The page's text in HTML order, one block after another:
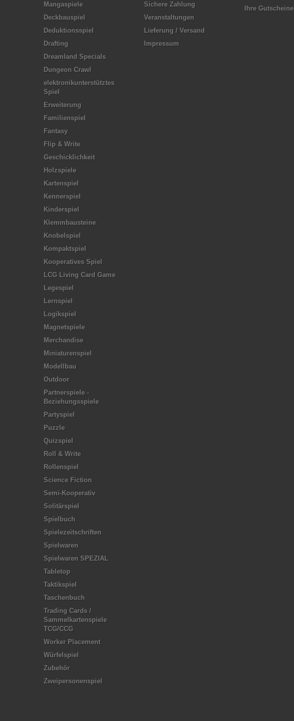
Mangaspiele
Deckbauspiel
Deduktionsspiel
Drafting
Dreamland Specials
Dungeon Crawl
elektronikunterstütztes
Spiel
Erweiterung
Familienspiel
Fantasy
Flip & Write
Geschicklichkeit
Holzspiele
Kartenspiel
Kennerspiel
Kinderspiel
Klemmbausteine
Knobelspiel
Kompaktspiel
Kooperatives Spiel
LCG Living Card Game
Legespiel
Lernspiel
Logikspiel
Magnetspiele
Merchandise
Miniaturenspiel
Modellbau
Outdoor
Partnerspiele -
Beziehungsspiele
Partyspiel
Puzzle
Quizspiel
Roll & Write
Rollenspiel
Science Fiction
Semi-Kooperativ
Solitärspiel
Spielbuch
Spielezeitschriften
Spielwaren
Spielwaren SPEZIAL
Tabletop
Taktikspiel
Taschenbuch
Trading Cards /
Sammelkartenspiele
TCG/CCG
Worker Placement
Würfelspiel
Zubehör
Zweipersonenspiel
Sichere Zahlung
Veranstaltungen
Lieferung / Versand
Impressum
Ihre Gutscheine